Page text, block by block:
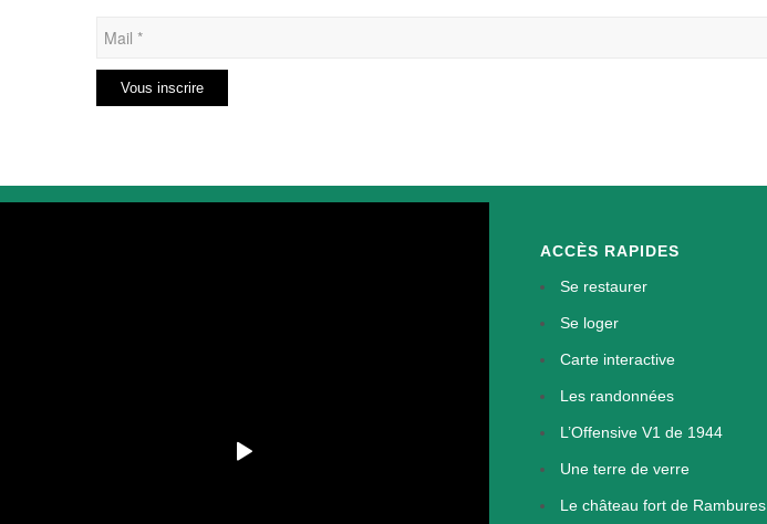
ACCÈS RAPIDES
Se restaurer
Se loger
Carte interactive
Les randonnées
L’Offensive V1 de 1944
Une terre de verre
Le château fort de Rambures